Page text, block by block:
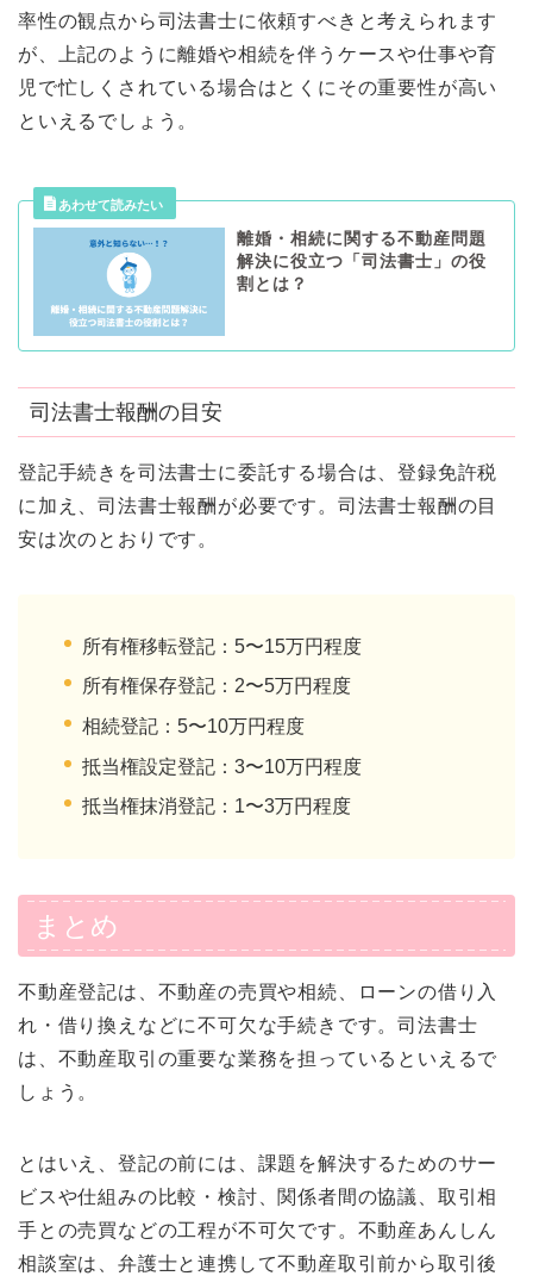
率性の観点から司法書士に依頼すべきと考えられます
が、上記のように離婚や相続を伴うケースや仕事や育
児で忙しくされている場合はとくにその重要性が高い
といえるでしょう。
離婚・相続に関する不動産問題
解決に役立つ「司法書士」の役
割とは？
司法書士報酬の目安
登記手続きを司法書士に委託する場合は、登録免許税
に加え、司法書士報酬が必要です。司法書士報酬の目
安は次のとおりです。
所有権移転登記：5〜15万円程度
所有権保存登記：2〜5万円程度
相続登記：5〜10万円程度
抵当権設定登記：3〜10万円程度
抵当権抹消登記：1〜3万円程度
まとめ
不動産登記は、不動産の売買や相続、ローンの借り入
れ・借り換えなどに不可欠な手続きです。司法書士
は、不動産取引の重要な業務を担っているといえるで
しょう。
とはいえ、登記の前には、課題を解決するためのサー
ビスや仕組みの比較・検討、関係者間の協議、取引相
手との売買などの工程が不可欠です。不動産あんしん
相談室は、弁護士と連携して不動産取引前から取引後